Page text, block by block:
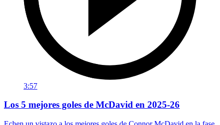
3:57
Los 5 mejores goles de McDavid en 2025-26